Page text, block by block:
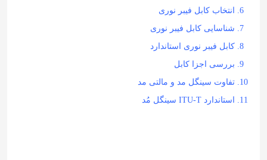
انتخاب کابل فیبر نوری
شناسایی کابل فیبر نوری
کابل فیبر نوری استاندارد
بررسی اجزا کابل
تفاوت سینگل مد و مالتی مد
استاندارد ITU-T سینگل مُد